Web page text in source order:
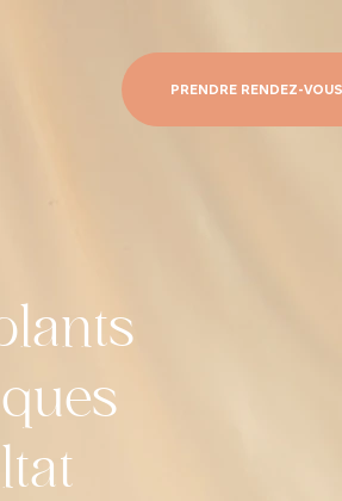
PRENDRE RENDEZ-VOUS